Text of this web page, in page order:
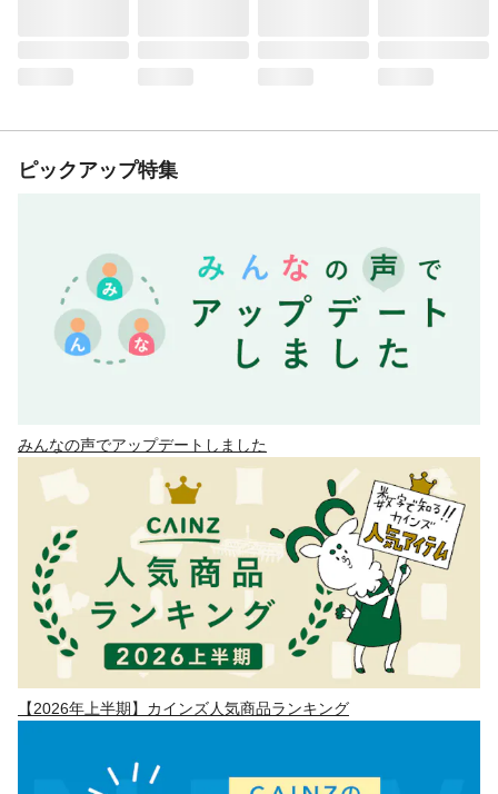
ピックアップ特集
みんなの声でアップデートしました
【2026年上半期】カインズ人気商品ランキング